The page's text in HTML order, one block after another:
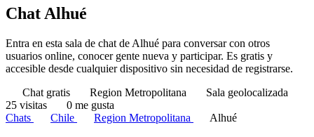
Chat Alhué
Entra en esta sala de chat de Alhué para conversar con otros
usuarios online, conocer gente nueva y participar. Es gratis y
accesible desde cualquier dispositivo sin necesidad de registrarse.
Chat gratis
Region Metropolitana
Sala geolocalizada
25 visitas
0 me gusta
Chats
Chile Region Metropolitana Alhué